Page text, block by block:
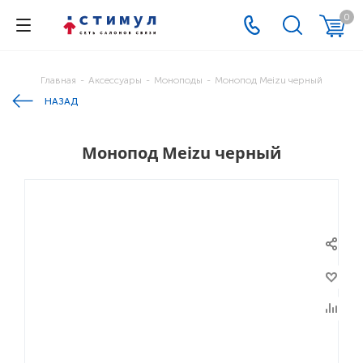
0
Главная - Аксессуары - Моноподы - Монопод Meizu черный
НАЗАД
Монопод Meizu черный